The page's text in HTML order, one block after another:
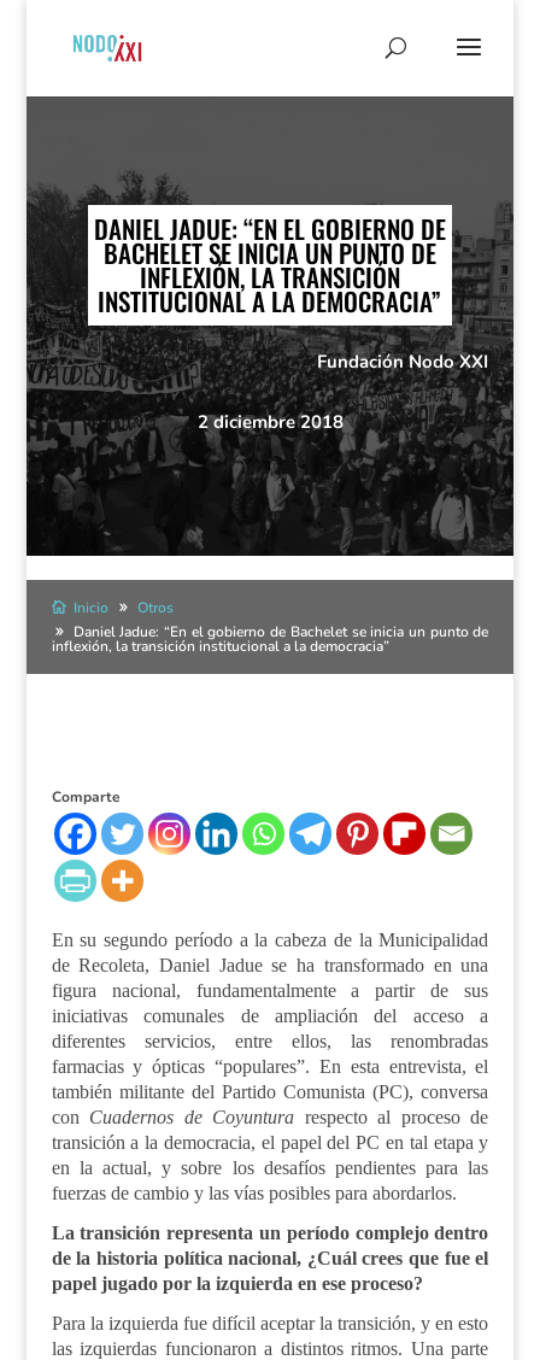
DANIEL JADUE: “EN EL GOBIERNO DE
BACHELET SE INICIA UN PUNTO DE
INFLEXIÓN, LA TRANSICIÓN
INSTITUCIONAL A LA DEMOCRACIA”
Fundación Nodo XXI
2 diciembre 2018
Inicio
Otros
Daniel Jadue: “En el gobierno de Bachelet se inicia un punto de
inflexión, la transición institucional a la democracia”
Comparte
En su segundo período a la cabeza de la Municipalidad
de Recoleta, Daniel Jadue se ha transformado en una
figura nacional, fundamentalmente a partir de sus
iniciativas comunales de ampliación del acceso a
diferentes servicios, entre ellos, las renombradas
farmacias y ópticas “populares”. En esta entrevista, el
también militante del Partido Comunista (PC), conversa
con Cuadernos de Coyuntura respecto al proceso de
transición a la democracia, el papel del PC en tal etapa y
en la actual, y sobre los desafíos pendientes para las
fuerzas de cambio y las vías posibles para abordarlos.
La transición representa un período complejo dentro
de la historia política nacional, ¿Cuál crees que fue el
papel jugado por la izquierda en ese proceso?
Para la izquierda fue difícil aceptar la transición, y en esto
las izquierdas funcionaron a distintos ritmos. Una parte